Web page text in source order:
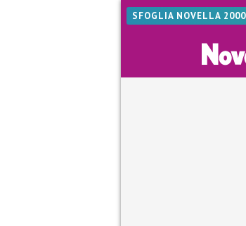
SFOGLIA NOVELLA